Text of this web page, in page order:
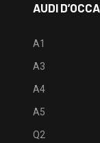
AUDI
A1
A3
A4
A5
Q2